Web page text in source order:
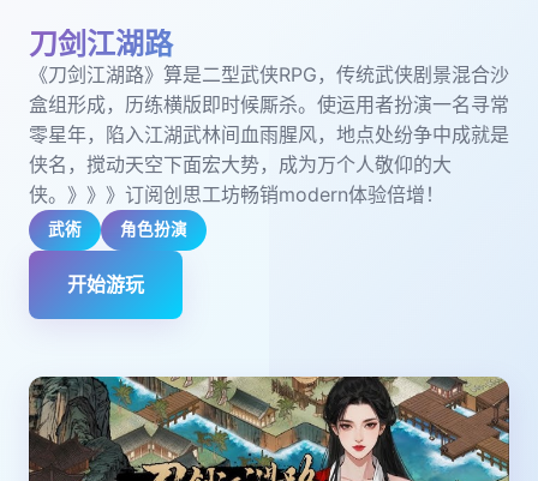
刀剑江湖路
《刀剑江湖路》算是二型武侠RPG，传统武侠剧景混合沙
盒组形成，历练横版即时候厮杀。使运用者扮演一名寻常
零星年，陷入江湖武林间血雨腥风，地点处纷争中成就是
侠名，搅动天空下面宏大势，成为万个人敬仰的大
侠。》》》订阅创思工坊畅销modern体验倍增！
武術 角色扮演
开始游玩